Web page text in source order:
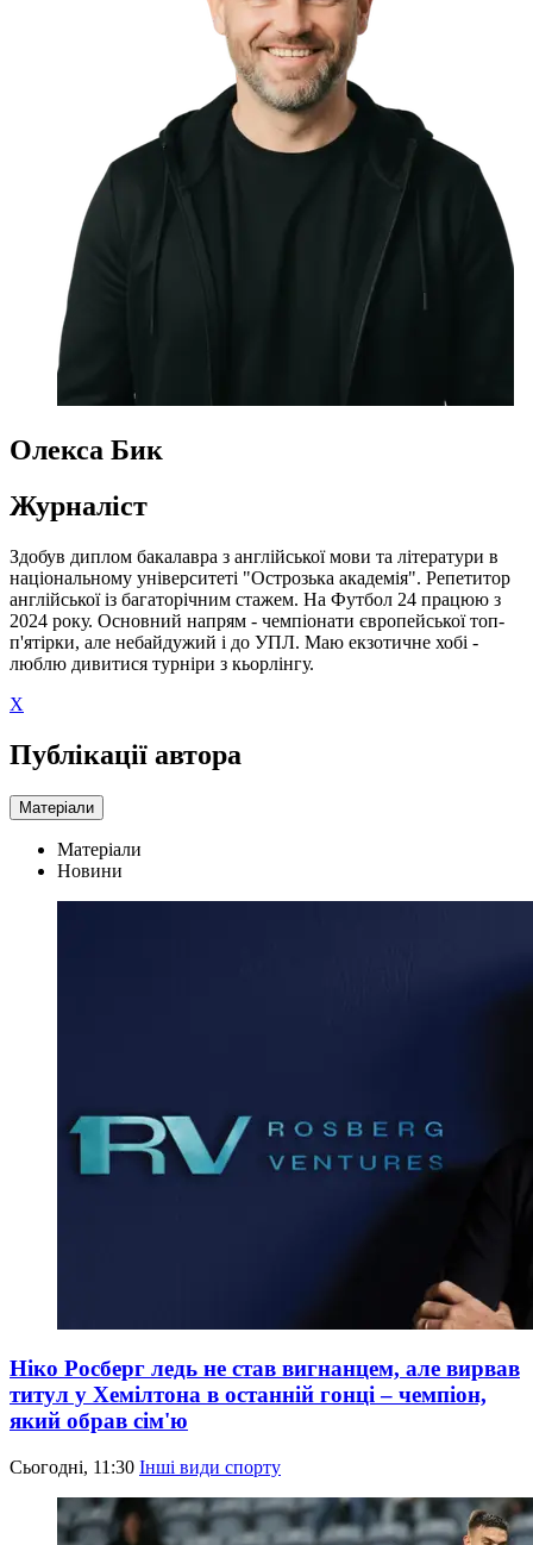
Олекса Бик
Журналіст
Здобув диплом бакалавра з англійської мови та літератури в
національному університеті "Острозька академія". Репетитор
англійської із багаторічним стажем. На Футбол 24 працюю з
2024 року. Основний напрям - чемпіонати європейської топ-
п'ятірки, але небайдужий і до УПЛ. Маю екзотичне хобі -
люблю дивитися турніри з кьорлінгу.
X
Публікації автора
Матеріали
Матеріали
Новини
Ніко Росберг ледь не став вигнанцем, але вирвав
титул у Хемілтона в останній гонці – чемпіон,
який обрав сім'ю
Сьогодні, 11:30 Інші види спорту